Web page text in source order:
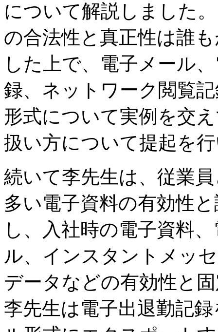
について解説しました
の合法性と真正性は誰
した上で、電子メール
録、ネットワーク閲覧
形式について実例を交
扱い方について提起を
続いて李先生は、従業
多い電子資料の有効性
し、入社時の電子資料
ル、インスタントメッ
データなどの有効性と
李先生は電子出退勤記